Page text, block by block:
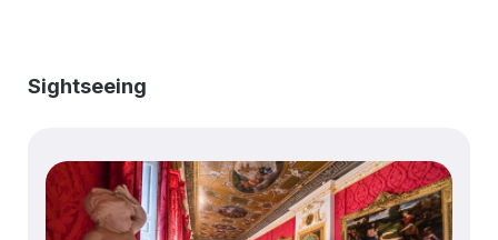
Produktgalerie überspringen
Sightseeing